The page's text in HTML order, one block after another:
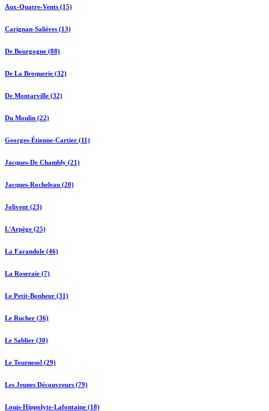
Aux-Quatre-Vents (15)
Carignan-Salières (13)
De Bourgogne (88)
De La Broquerie (32)
De Montarville (32)
Du Moulin (22)
Georges-Étienne-Cartier (11)
Jacques-De Chambly (21)
Jacques-Rocheleau (20)
Jolivent (23)
L'Arpège (25)
La Farandole (46)
La Roseraie (7)
Le Petit-Bonheur (31)
Le Rucher (36)
Le Sablier (30)
Le Tournesol (29)
Les Jeunes Découvreurs (79)
Louis-Hippolyte-Lafontaine (18)